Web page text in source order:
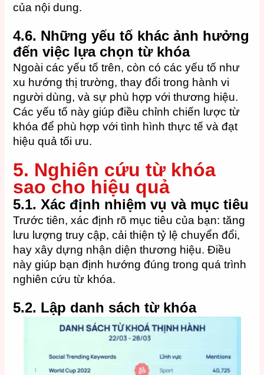
của nội dung.
4.6. Những yếu tố khác ảnh hưởng
đến việc lựa chọn từ khóa
Ngoài các yếu tố trên, còn có các yếu tố như
xu hướng thị trường, thay đổi trong hành vi
người dùng, và sự phù hợp với thương hiệu.
Các yếu tố này giúp điều chỉnh chiến lược từ
khóa để phù hợp với tình hình thực tế và đạt
hiệu quả tối ưu.
5. Nghiên cứu từ khóa
sao cho hiệu quả
5.1. Xác định nhiệm vụ và mục tiêu
Trước tiên, xác định rõ mục tiêu của bạn: tăng
lưu lượng truy cập, cải thiện tỷ lệ chuyển đổi,
hay xây dựng nhận diện thương hiệu. Điều
này giúp bạn định hướng đúng trong quá trình
nghiên cứu từ khóa.
5.2. Lập danh sách từ khóa